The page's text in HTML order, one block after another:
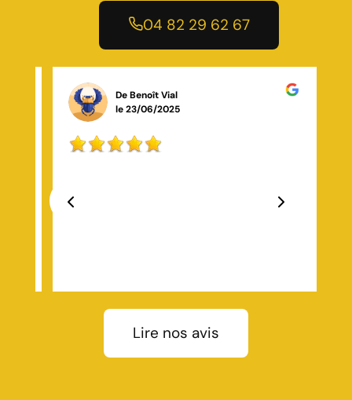
04 82 29 62 67
De Rose Salim
le 29/10/2025
travail remarquable du début à la fin ! Ils ont
correctement
Lire nos avis